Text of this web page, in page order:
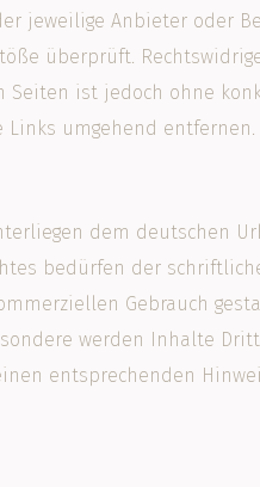
jeweilige Anbieter oder
überprüft.
ist jedoch ohne
Links umgehend entfernen.
dem deutschen
bedürfen der
Gebrauch
werden Inhalte
entsprechenden